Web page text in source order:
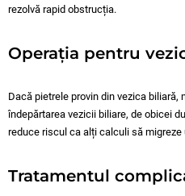
rezolvă rapid obstrucția.
Operația pentru
Dacă pietrele provin din vezica
îndepărtarea vezicii biliare, de obicei
reduce riscul ca alți calculi să migreze
Tratamentul